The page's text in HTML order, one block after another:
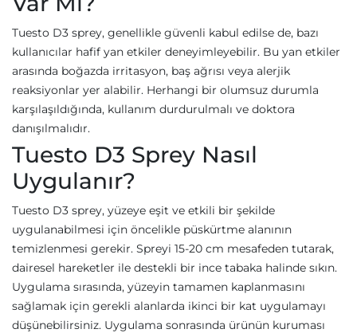
Tuesto D3 sprey, genellikle güvenli kabul edilse de, bazı
kullanıcılar hafif yan etkiler deneyimleyebilir. Bu yan etkiler
arasında boğazda irritasyon, baş ağrısı veya alerjik
reaksiyonlar yer alabilir. Herhangi bir olumsuz durumla
karşılaşıldığında, kullanım durdurulmalı ve doktora
danışılmalıdır.
Tuesto D3 Sprey Nasıl
Uygulanır?
Tuesto D3 sprey, yüzeye eşit ve etkili bir şekilde
uygulanabilmesi için öncelikle püskürtme alanının
temizlenmesi gerekir. Spreyi 15-20 cm mesafeden tutarak,
dairesel hareketler ile destekli bir ince tabaka halinde sıkın.
Uygulama sırasında, yüzeyin tamamen kaplanmasını
sağlamak için gerekli alanlarda ikinci bir kat uygulamayı
düşünebilirsiniz. Uygulama sonrasında ürünün kuruması